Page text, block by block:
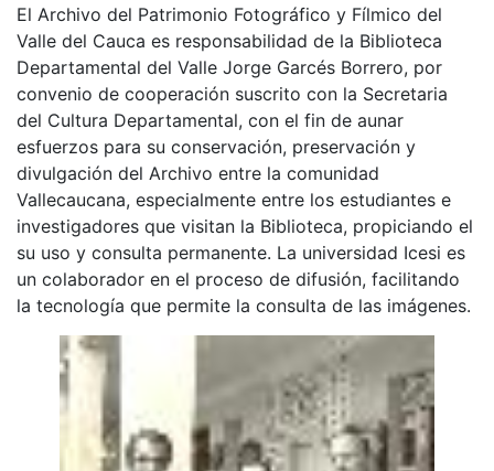
El Archivo del Patrimonio Fotográfico y Fílmico del
Valle del Cauca es responsabilidad de la Biblioteca
Departamental del Valle Jorge Garcés Borrero, por
convenio de cooperación suscrito con la Secretaria
del Cultura Departamental, con el fin de aunar
esfuerzos para su conservación, preservación y
divulgación del Archivo entre la comunidad
Vallecaucana, especialmente entre los estudiantes e
investigadores que visitan la Biblioteca, propiciando el
su uso y consulta permanente. La universidad Icesi es
un colaborador en el proceso de difusión, facilitando
la tecnología que permite la consulta de las imágenes.